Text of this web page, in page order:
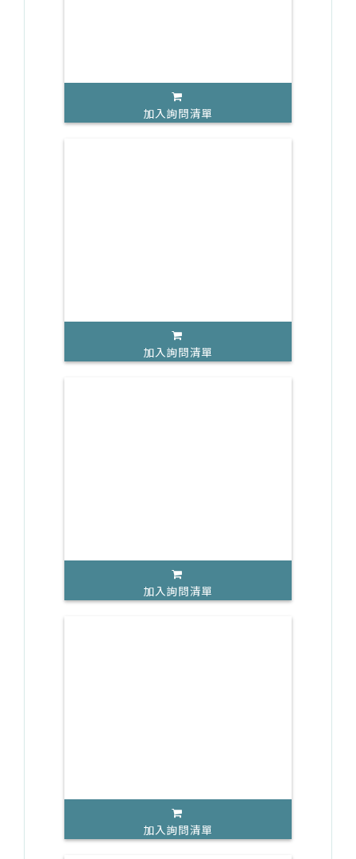
加入詢問清單
加入詢問清單
加入詢問清單
加入詢問清單